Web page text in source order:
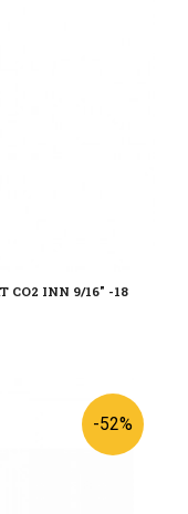
CO2 INN 9/16" -18
-52%